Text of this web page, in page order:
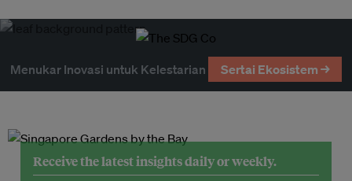
Menukar Inovasi untuk Kelestarian Sertai Ekosistem →
Receive the latest insights daily or weekly.